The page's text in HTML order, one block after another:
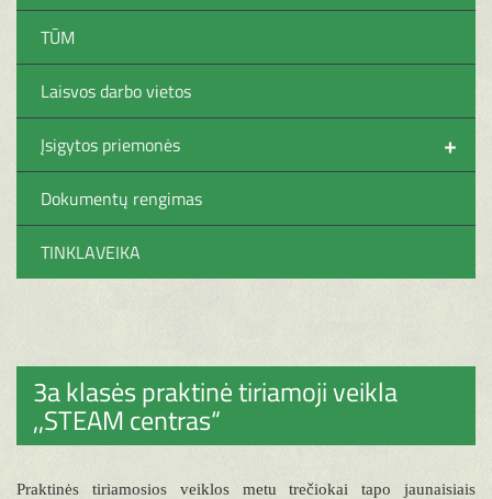
TŪM
Laisvos darbo vietos
+
Įsigytos priemonės
Dokumentų rengimas
TINKLAVEIKA
3a klasės praktinė tiriamoji veikla
,,STEAM centras“
Praktinės tiriamosios veiklos metu trečiokai tapo jaunaisiais